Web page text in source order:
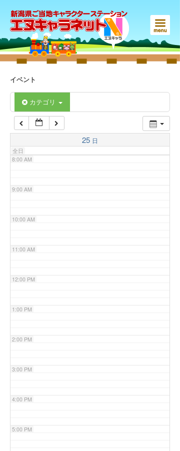
イベント
カテゴリ
25 日
全日
3:00 AM
4:00 AM
6:00 AM
7:00 AM
8:00 AM
9:00 AM
10:00 AM
11:00 AM
12:00 PM
1:00 PM
2:00 PM
3:00 PM
4:00 PM
5:00 PM